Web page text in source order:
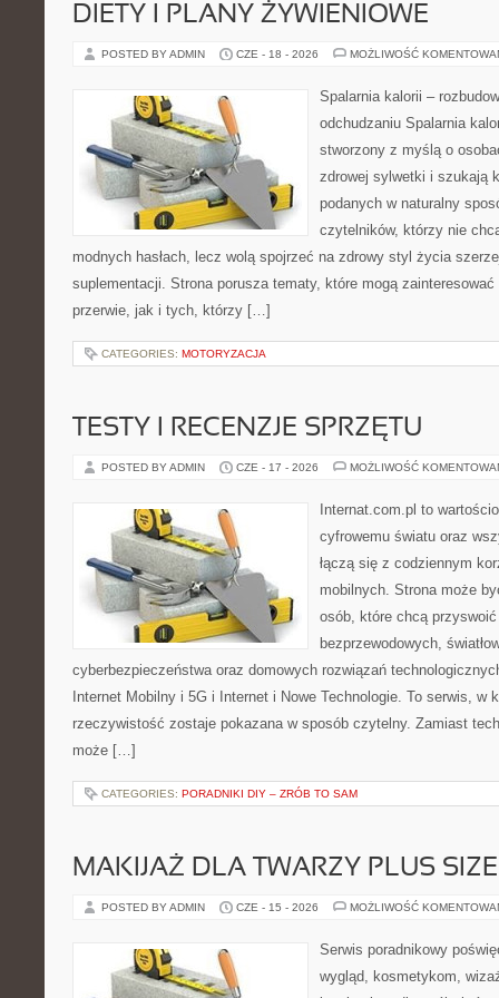
DIETY I PLANY ŻYWIENIOWE
POSTED BY ADMIN CZE - 18 - 2026 MOŻLIWOŚĆ
Spalarnia kalorii –
odchudzaniu Spalarnia
stworzony z myślą o
zdrowej sylwetki i szukają
podanych w naturalny
czytelników, którzy nie
modnych hasłach, lecz wolą spojrzeć na zdrowy styl życia
suplementacji. Strona porusza tematy, które mogą
przerwie, jak i tych, którzy […]
CATEGORIES: MOTORYZACJA
TESTY I RECENZJE SPRZĘTU
POSTED BY ADMIN CZE - 17 - 2026 MOŻLIWOŚĆ
Internat.com.pl to
cyfrowemu światu oraz
łączą się z codziennym
mobilnych. Strona może
osób, które chcą
bezprzewodowych,
cyberbezpieczeństwa oraz domowych rozwiązań
Internet Mobilny i 5G i Internet i Nowe Technologie. To serwis, w
rzeczywistość zostaje pokazana w sposób czytelny. Zamiast
może […]
CATEGORIES: PORADNIKI DIY – ZRÓB TO SAM
MAKIJAŻ DLA TWARZY PLUS SIZE
POSTED BY ADMIN CZE - 15 - 2026 MOŻLIWOŚĆ
Serwis poradnikowy
wygląd, kosmetykom,